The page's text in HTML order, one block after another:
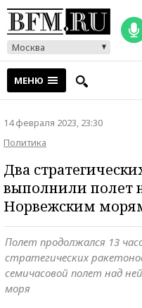
Москва
МЕНЮ
14 февраля 2023, 23:30
Политика
Два
выполнили полет
Норвежским
Полет продолжался 13
стратегических
семичасовой полет над
моря